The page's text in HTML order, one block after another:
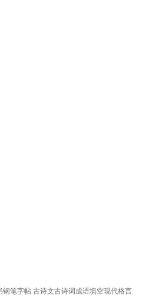
笔字帖 古诗文古诗词成语填空现代格言